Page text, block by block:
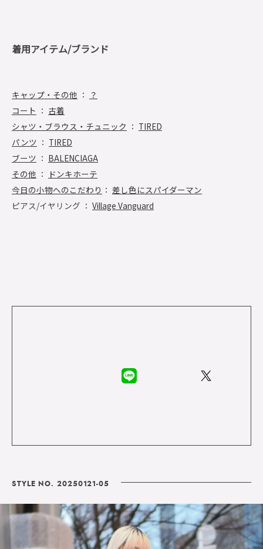
着用アイテム/ブランド
キャップ・その他 ：
？
コート ： 古着
シャツ・ブラウス・チュニック ： TIRED
パンツ ： TIRED
ブーツ ： BALENCIAGA
その他 ：
ドンキホーテ
今日の小物へのこだわり ： 差し色にスパイダーマン
ピアス/イヤリング ： Village Vanguard
STYLE NO. 20250121-05